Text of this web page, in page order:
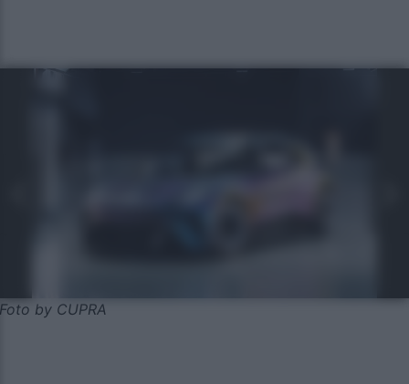
Foto by CUPRA